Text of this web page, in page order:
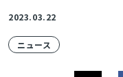
2023.03.22
ニュース